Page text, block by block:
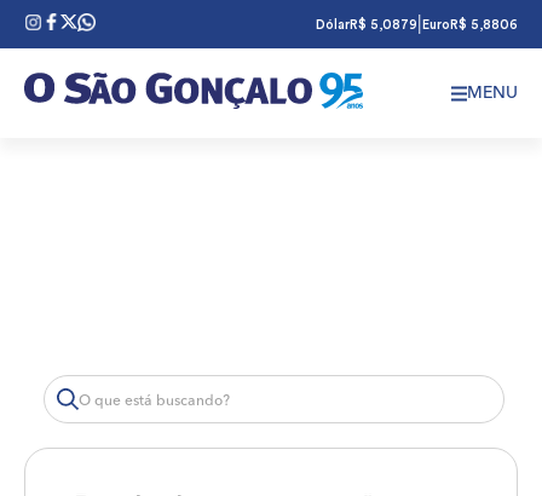
DólarR$ 5,0879 Euro R$ 5,8806
MENU